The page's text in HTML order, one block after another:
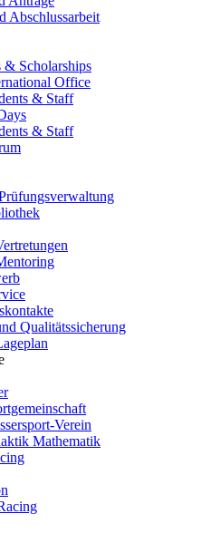
Abschlussarbeit
& Scholarships
Office
& Staff
& Staff
Qualitätssicherung
Verein
Mathematik